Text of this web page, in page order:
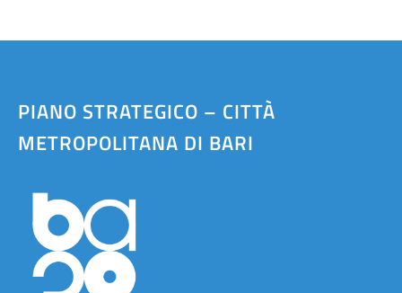
PIANO STRATEGICO – CITTÀ
METROPOLITANA DI BARI